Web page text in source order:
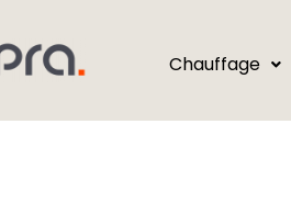
Chauffage